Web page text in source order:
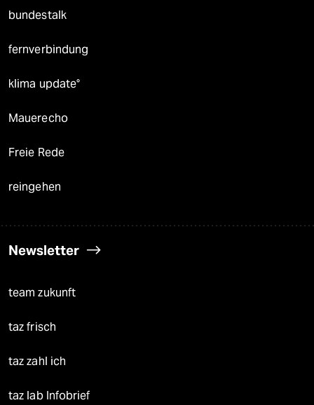
bundestalk
fernverbindung
klima update°
Mauerecho
Freie Rede
reingehen
Newsletter
team zukunft
taz frisch
taz zahl ich
taz lab Infobrief